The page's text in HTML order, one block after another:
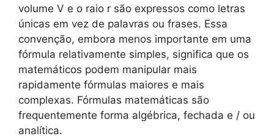
volume V e o raio r são expressos como letras
únicas em vez de palavras ou frases. Essa
convenção, embora menos importante em uma
fórmula relativamente simples, significa que os
matemáticos podem manipular mais
rapidamente fórmulas maiores e mais
complexas. Fórmulas matemáticas são
frequentemente forma algébrica, fechada e / ou
analítica.